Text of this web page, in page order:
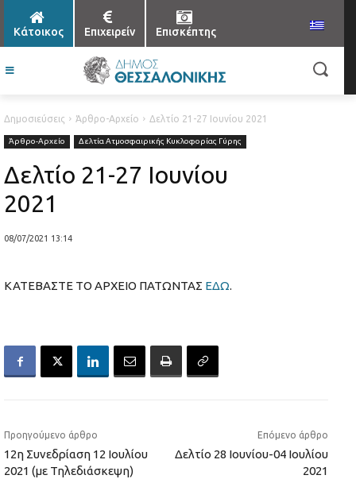
Κάτοικος Επιχειρείν Επισκέπτης
Δημοσιεύσεις Άρθρο-Αρχείο Δελτίο 21-27 Ιουνίου 2021
Άρθρο-Αρχείο Δελτία Ατμοσφαιρικής Κυκλοφορίας Γύρης
Δελτίο 21-27 Ιουνίου
2021
08/07/2021 13:14
ΚΑΤΕΒΑΣΤΕ ΤΟ ΑΡΧΕΙΟ ΠΑΤΩΝΤΑΣ ΕΔΩ.
Προηγούμενο άρθρο
12η Συνεδρίαση 12 Ιουλίου
2021 (με Τηλεδιάσκεψη)
Επόμενο άρθρο
Δελτίο 28 Ιουνίου-04 Ιουλίου
2021